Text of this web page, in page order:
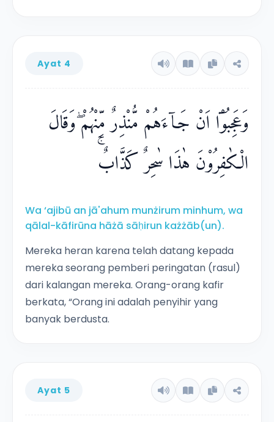
Ayat 4
وَعَجِبُوْٓا اَنْ جَاۤءَهُمْ مُّنْذِرٌ مِّنْهُمْ ۖوَقَالَ
الْكٰفِرُوْنَ هٰذَا سٰحِرٌ كَذَّابٌۚ
Wa ‘ajibū an jā'ahum munżirum minhum, wa
qālal-kāfirūna hāżā sāḥirun każżāb(un).
Mereka heran karena telah datang kepada
mereka seorang pemberi peringatan (rasul)
dari kalangan mereka. Orang-orang kafir
berkata, “Orang ini adalah penyihir yang
banyak berdusta.
Ayat 5